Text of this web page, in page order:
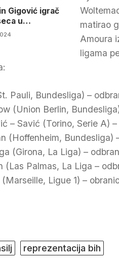
Gigović igrač
u
matirao
Amoura
ligama
Pauli, Bundesliga) –
(Union Berlin,
– Savić (Torino, Serie A)
(Hoffenheim, Bundesliga)
(Girona, La Liga) –
(Las Palmas, La Liga –
(Marseille, Ligue 1) –
reprezentacija bih